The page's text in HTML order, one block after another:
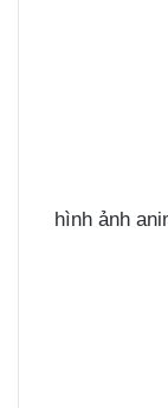
hình ảnh